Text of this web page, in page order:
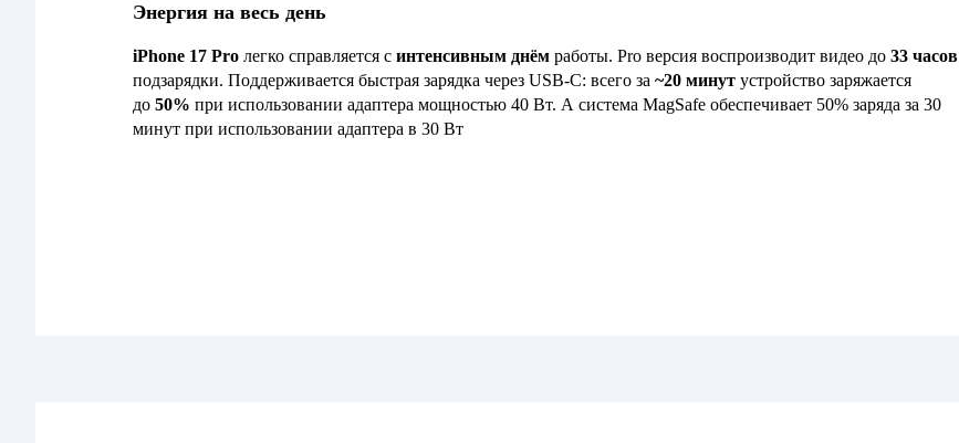
Энергия на весь день
iPhone 17 Pro легко справляется с интенсивным днём работы. Pro версия воспроизводит видео до 33 часов
подзарядки. Поддерживается быстрая зарядка через USB-C: всего за ~20 минут устройство заряжается
до 50% при использовании адаптера мощностью 40 Вт. А система MagSafe обеспечивает 50% заряда за 30
минут при использовании адаптера в 30 Вт